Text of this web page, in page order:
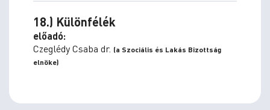
18.) Különfélék
előadó:
Czeglédy Csaba dr. (a Szociális és Lakás Bizottság
elnöke)